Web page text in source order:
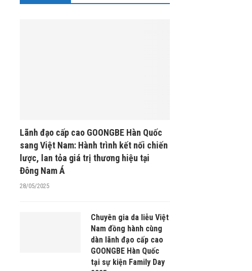
Lãnh đạo cấp cao GOONGBE Hàn Quốc
sang Việt Nam: Hành trình kết nối chiến
lược, lan tỏa giá trị thương hiệu tại
Đông Nam Á
28/05/2025
Chuyên gia da liễu Việt
Nam đồng hành cùng
dàn lãnh đạo cấp cao
GOONGBE Hàn Quốc
tại sự kiện Family Day